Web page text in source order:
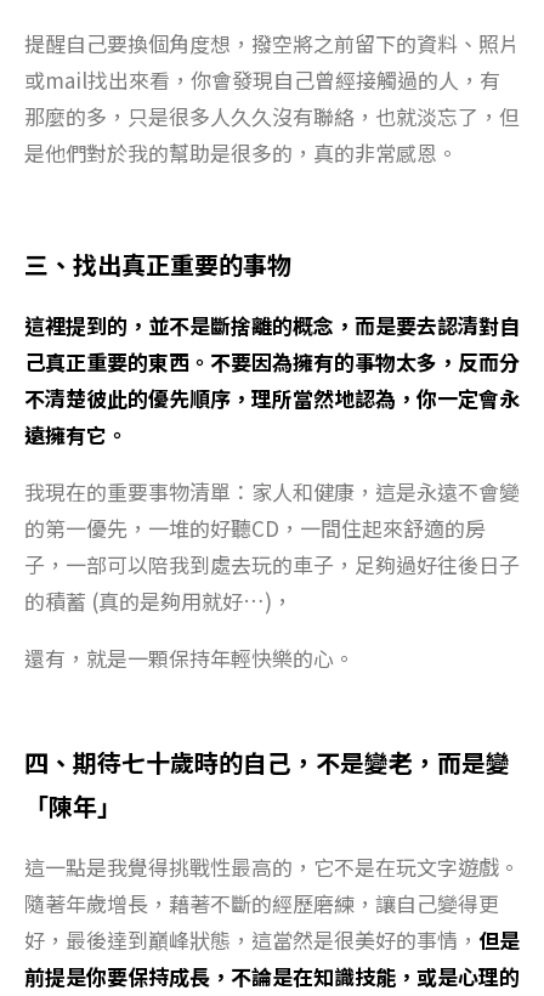
提醒自己要換個角度想，撥空將之前留下的資料、照片
或mail找出來看，你會發現自己曾經接觸過的人，有
那麼的多，只是很多人久久沒有聯絡，也就淡忘了，但
是他們對於我的幫助是很多的，真的非常感恩。
三、找出真正重要的事物
這裡提到的，並不是斷捨離的概念，而是要去認清對自
己真正重要的東西。不要因為擁有的事物太多，反而分
不清楚彼此的優先順序，理所當然地認為，你一定會永
遠擁有它。
我現在的重要事物清單：家人和健康，這是永遠不會變
的第一優先，一堆的好聽CD，一間住起來舒適的房
子，一部可以陪我到處去玩的車子，足夠過好往後日子
的積蓄 (真的是夠用就好…)，
還有，就是一顆保持年輕快樂的心。
四、期待七十歲時的自己，不是變老，而是變
「陳年」
這一點是我覺得挑戰性最高的，它不是在玩文字遊戲。
隨著年歲增長，藉著不斷的經歷磨練，讓自己變得更
好，最後達到巔峰狀態，這當然是很美好的事情， 但是
前提是你要保持成長，不論是在知識技能，或是心理的